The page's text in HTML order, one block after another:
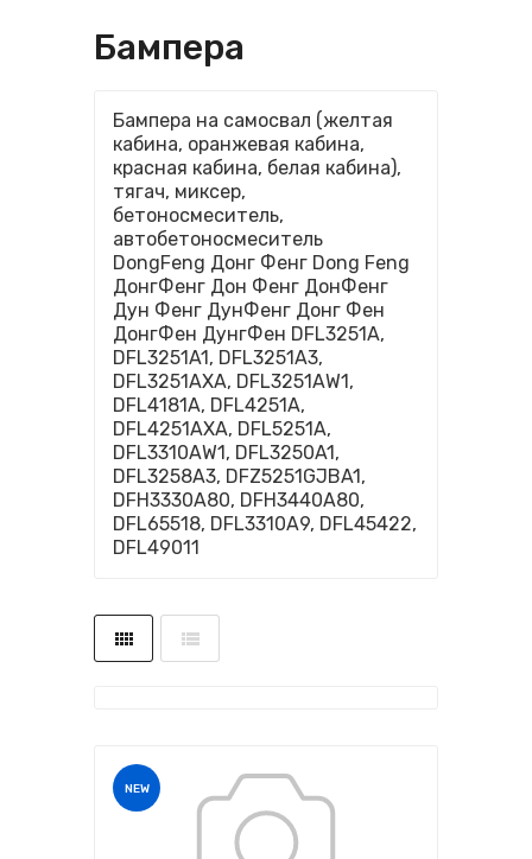
Бампера
Бампера на самосвал (желтая
кабина, оранжевая кабина,
красная кабина, белая кабина),
тягач, миксер,
бетоносмеситель,
автобетоносмеситель
DongFeng Донг Фенг Dong Feng
ДонгФенг Дон Фенг ДонФенг
Дун Фенг ДунФенг Донг Фен
ДонгФен ДунгФен DFL3251A,
DFL3251A1, DFL3251A3,
DFL3251AXA, DFL3251AW1,
DFL4181A, DFL4251A,
DFL4251AXA, DFL5251A,
DFL3310AW1, DFL3250A1,
DFL3258A3, DFZ5251GJBA1,
DFH3330A80, DFH3440A80,
DFL65518, DFL3310A9, DFL45422,
DFL49011
NEW